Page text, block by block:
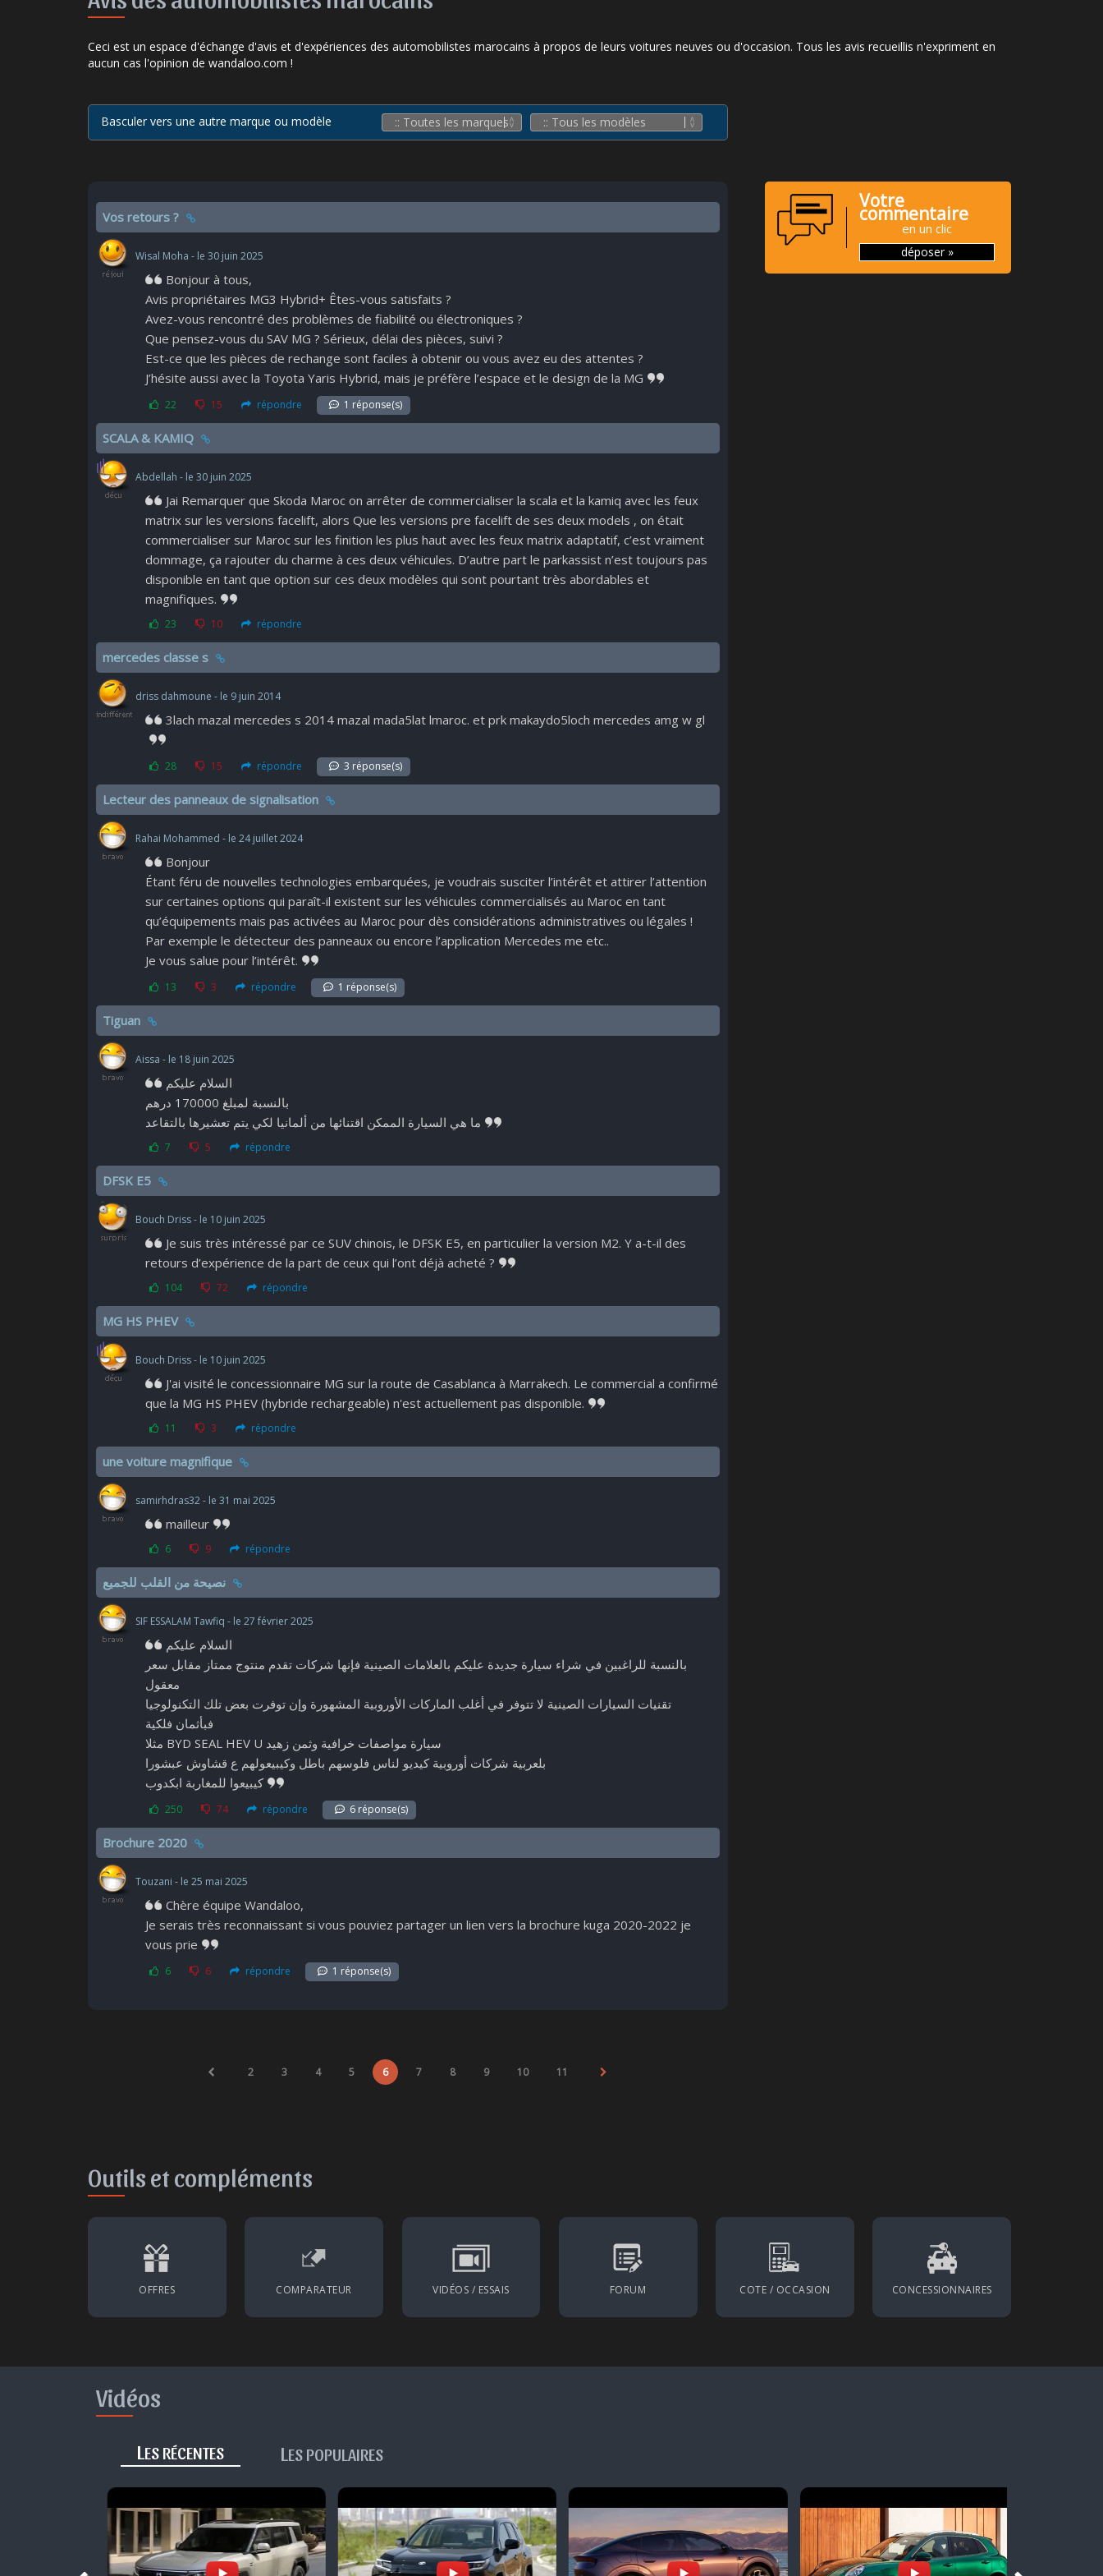
Ceci est un espace d'échange d'avis et d'expériences des automobilistes marocains à propos de leurs voitures neuves ou d'occasion. Tous les avis recueillis n'expriment en
aucun cas l'opinion de wandaloo.com !
Basculer vers une autre marque ou modèle
Vos retours ?
Wisal Moha - le 30 juin 2025
Bonjour à tous,
Avis propriétaires MG3 Hybrid+ Êtes-vous satisfaits ?
Avez-vous rencontré des problèmes de fiabilité ou électroniques ?
Que pensez-vous du SAV MG ? Sérieux, délai des pièces, suivi ?
Est-ce que les pièces de rechange sont faciles à obtenir ou vous avez eu des attentes ?
J’hésite aussi avec la Toyota Yaris Hybrid, mais je préfère l’espace et le design de la MG
22 15 répondre 1 réponse(s)
SCALA & KAMIQ
Abdellah - le 30 juin 2025
Jai Remarquer que Skoda Maroc on arrêter de commercialiser la scala et la kamiq avec les feux
matrix sur les versions facelift, alors Que les versions pre facelift de ses deux models , on était
commercialiser sur Maroc sur les finition les plus haut avec les feux matrix adaptatif, c’est vraiment
dommage, ça rajouter du charme à ces deux véhicules. D’autre part le parkassist n’est toujours pas
disponible en tant que option sur ces deux modèles qui sont pourtant très abordables et
magnifiques.
23 10 répondre
mercedes classe s
driss dahmoune - le 9 juin 2014
3lach mazal mercedes s 2014 mazal mada5lat lmaroc. et prk makaydo5loch mercedes amg w gl
28 15 répondre 3 réponse(s)
Lecteur des panneaux de signalisation
Rahai Mohammed - le 24 juillet 2024
Bonjour
Étant féru de nouvelles technologies embarquées, je voudrais susciter l’intérêt et attirer l’attention
sur certaines options qui paraît-il existent sur les véhicules commercialisés au Maroc en tant
qu’équipements mais pas activées au Maroc pour dès considérations administratives ou légales !
Par exemple le détecteur des panneaux ou encore l’application Mercedes me etc..
Je vous salue pour l’intérêt.
13 3 répondre 1 réponse(s)
Tiguan
Aissa - le 18 juin 2025
السلام عليكم
بالنسبة لمبلغ 170000 درهم
ما هي السيارة الممكن اقتنائها من ألمانيا لكي يتم تعشيرها بالتقاعد
7 5 répondre
DFSK E5
Bouch Driss - le 10 juin 2025
Je suis très intéressé par ce SUV chinois, le DFSK E5, en particulier la version M2. Y a-t-il des
retours d’expérience de la part de ceux qui l’ont déjà acheté ?
104 72 répondre
MG HS PHEV
Bouch Driss - le 10 juin 2025
J'ai visité le concessionnaire MG sur la route de Casablanca à Marrakech. Le commercial a confirmé
que la MG HS PHEV (hybride rechargeable) n'est actuellement pas disponible.
11 3 répondre
une voiture magnifique
samirhdras32 - le 31 mai 2025
mailleur
6 9 répondre
SIF ESSALAM Tawfiq - le 27 février 2025
السلام عليكم
بالنسبة للراغبين في شراء سيارة جديدة عليكم بالعلامات الصينية فإنها شركات تقدم منتوج ممتاز مقابل سعر
معقول
تقنيات السيارات الصينية لا تتوفر في أغلب الماركات الأوروبية المشهورة وإن توفرت بعض تلك التكنولوجيا
فبأثمان فلكية
مثلا BYD SEAL HEV U سيارة مواصفات خرافية وثمن زهيد
بلعربية شركات أوروبية كيديو لناس فلوسهم باطل وكيبيعولهم ع قشاوش عبشورا
كيبيعوا للمغاربة ابكدوب
250 74 répondre 6 réponse(s)
Brochure 2020
Touzani - le 25 mai 2025
Chère équipe Wandaloo,
Je serais très reconnaissant si vous pouviez partager un lien vers la brochure kuga 2020-2022 je
vous prie
6 6 répondre 1 réponse(s)
2 3 4 5 6 7 8 9 10 11
Votre
commentaire
en un clic
déposer »
Outils et compléments
OFFRES COMPARATEUR VIDÉOS / ESSAIS FORUM COTE / OCCASION CONCESSIONNAIRES
Vidéos
L ES RÉCENTES L ES POPULAIRES